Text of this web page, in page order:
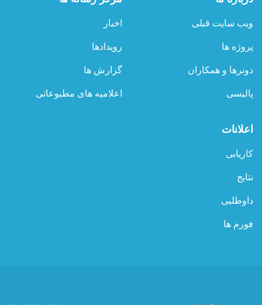
ویب سایت قبلی
پروژه ها
دونرها و همکاران
پالیسی
اخبار
رویدادها
گزارش ها
اعلامیه های مطبوعاتی
اعلانات
کاریابی
نتایج
داوطلبی
فورم ها